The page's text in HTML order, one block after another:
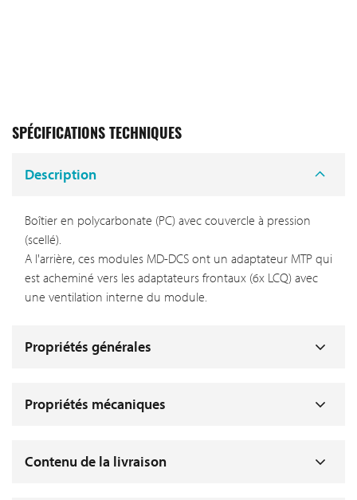
SPÉCIFICATIONS TECHNIQUES
Description
Boîtier en polycarbonate (PC) avec couvercle à pression
(scellé).
A l'arrière, ces modules MD-DCS ont un adaptateur MTP qui
est acheminé vers les adaptateurs frontaux (6x LCQ) avec
une ventilation interne du module.
Propriétés générales
Propriétés mécaniques
Contenu de la livraison